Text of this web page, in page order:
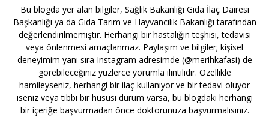
Bu blogda yer alan bilgiler, Sağlık Bakanlığı Gıda İlaç Dairesi
Başkanlığı ya da Gıda Tarım ve Hayvancılık Bakanlığı tarafından
değerlendirilmemiştir. Herhangi bir hastalığın teşhisi, tedavisi
veya önlenmesi amaçlanmaz. Paylaşım ve bilgiler; kişisel
deneyimim yanı sıra Instagram adresimde (@merihkafasi) de
görebileceğiniz yüzlerce yorumla ilintilidir. Özellikle
hamileyseniz, herhangi bir ilaç kullanıyor ve bir tedavi oluyor
iseniz veya tıbbi bir hususi durum varsa, bu blogdaki herhangi
bir içeriğe başvurmadan önce doktorunuza başvurmalısınız.